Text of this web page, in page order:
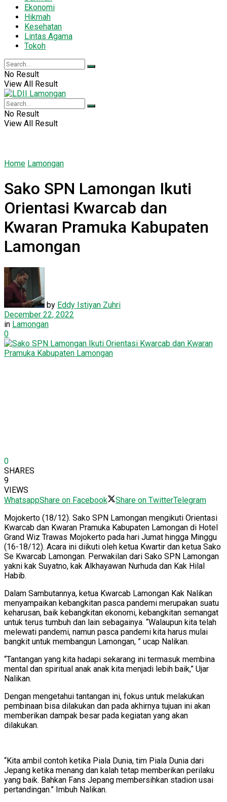
Ekonomi
Hikmah
Kesehatan
Lintas Agama
Tokoh
No Result
View All Result
No Result
View All Result
Home Lamongan
Sako SPN Lamongan Ikuti
Orientasi Kwarcab dan
Kwaran Pramuka Kabupaten
Lamongan
by Eddy Istiyan Zuhri
December 22, 2022
in Lamongan
0
0
SHARES
9
VIEWS
WhatsappShare on Facebook Share on TwitterTelegram
Mojokerto (18/12). Sako SPN Lamongan mengikuti Orientasi
Kwarcab dan Kwaran Pramuka Kabupaten Lamongan di Hotel
Grand Wiz Trawas Mojokerto pada hari Jumat hingga Minggu
(16-18/12). Acara ini diikuti oleh ketua Kwartir dan ketua Sako
Se Kwarcab Lamongan. Perwakilan dari Sako SPN Lamongan
yakni kak Suyatno, kak Alkhayawan Nurhuda dan Kak Hilal
Habib.
Dalam Sambutannya, ketua Kwarcab Lamongan Kak Nalikan
menyampaikan kebangkitan pasca pandemi merupakan suatu
keharusan, baik kebangkitan ekonomi, kebangkitan semangat
untuk terus tumbuh dan lain sebagainya. “Walaupun kita telah
melewati pandemi, namun pasca pandemi kita harus mulai
bangkit untuk membangun Lamongan, ” ucap Nalikan.
“Tantangan yang kita hadapi sekarang ini termasuk membina
mental dan spiritual anak anak kita menjadi lebih baik,” Ujar
Nalikan.
Dengan mengetahui tantangan ini, fokus untuk melakukan
pembinaan bisa dilakukan dan pada akhirnya tujuan ini akan
memberikan dampak besar pada kegiatan yang akan
dilakukan.
“Kita ambil contoh ketika Piala Dunia, tim Piala Dunia dari
Jepang ketika menang dan kalah tetap memberikan perilaku
yang baik. Bahkan Fans Jepang membersihkan stadion usai
pertandingan.” Imbuh Nalikan.